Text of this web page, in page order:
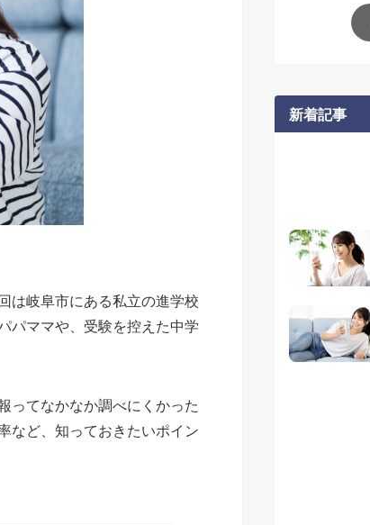
は岐阜市にある私立の進学校
パママや、受験を控えた中学
ってなかなか調べにくかった
など、知っておきたいポイン
新着記事